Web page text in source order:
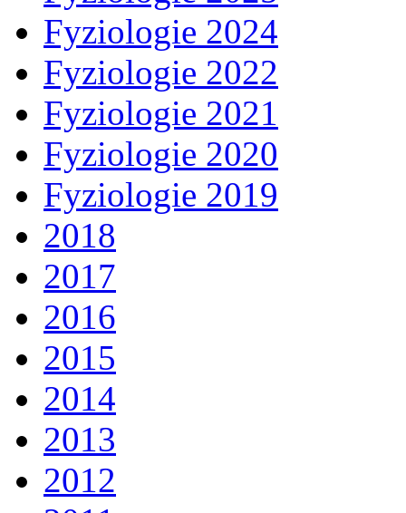
Fyziologie 2024
Fyziologie 2022
Fyziologie 2021
Fyziologie 2020
Fyziologie 2019
2018
2017
2016
2015
2014
2013
2012